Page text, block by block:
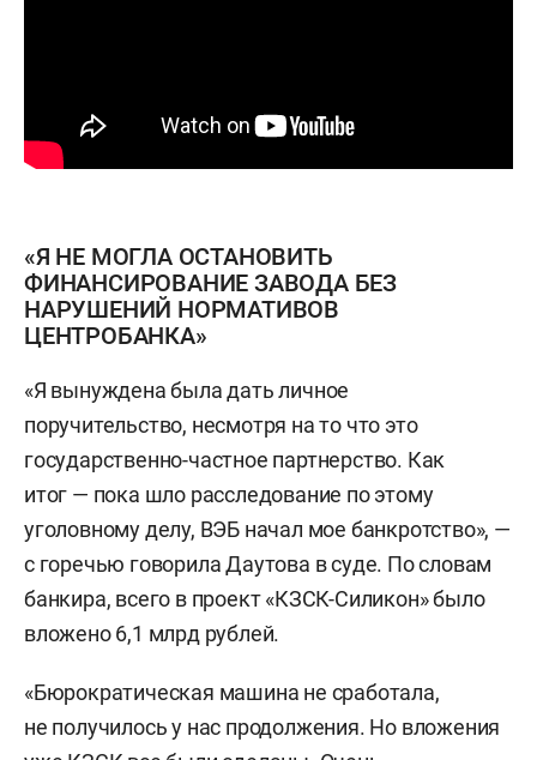
«Я НЕ МОГЛА ОСТАНОВИТЬ
ФИНАНСИРОВАНИЕ ЗАВОДА БЕЗ
НАРУШЕНИЙ НОРМАТИВОВ
ЦЕНТРОБАНКА»
«Я вынуждена была дать личное
поручительство, несмотря на то что это
государственно-частное партнерство. Как
итог — пока шло расследование по этому
уголовному делу, ВЭБ начал мое банкротство», —
с горечью говорила Даутова в суде. По словам
банкира, всего в проект «КЗСК-Силикон» было
вложено 6,1 млрд рублей.
«Бюрократическая машина не сработала,
не получилось у нас продолжения. Но вложения